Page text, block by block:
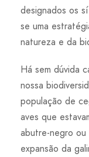
designados os
se uma
natureza e da
Há sem dúvida
nossa
população de
aves que
abutre-negro ou
expansão da